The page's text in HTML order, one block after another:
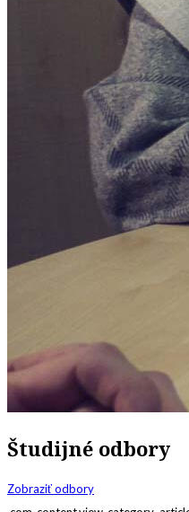
Študijné odbory
Zobraziť odbory